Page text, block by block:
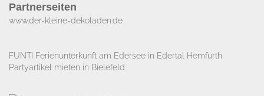
Partnerseiten
www.der-kleine-dekoladen.de​
FUNTI Ferienunterkunft am Edersee in Edertal Hemfurth
Partyartikel mieten in Bielefeld